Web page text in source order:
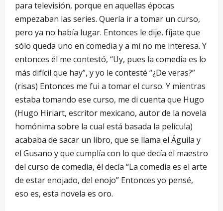
para televisión, porque en aquellas épocas
empezaban las series. Quería ir a tomar un curso,
pero ya no había lugar. Entonces le dije, fíjate que
sólo queda uno en comedia y a mí no me interesa. Y
entonces él me contestó, “Uy, pues la comedia es lo
más difícil que hay”, y yo le contesté “¿De veras?”
(risas) Entonces me fui a tomar el curso. Y mientras
estaba tomando ese curso, me di cuenta que Hugo
(Hugo Hiriart, escritor mexicano, autor de la novela
homónima sobre la cual está basada la película)
acababa de sacar un libro, que se llama el Águila y
el Gusano y que cumplía con lo que decía el maestro
del curso de comedia, él decía “La comedia es el arte
de estar enojado, del enojo” Entonces yo pensé,
eso es, esta novela es oro.